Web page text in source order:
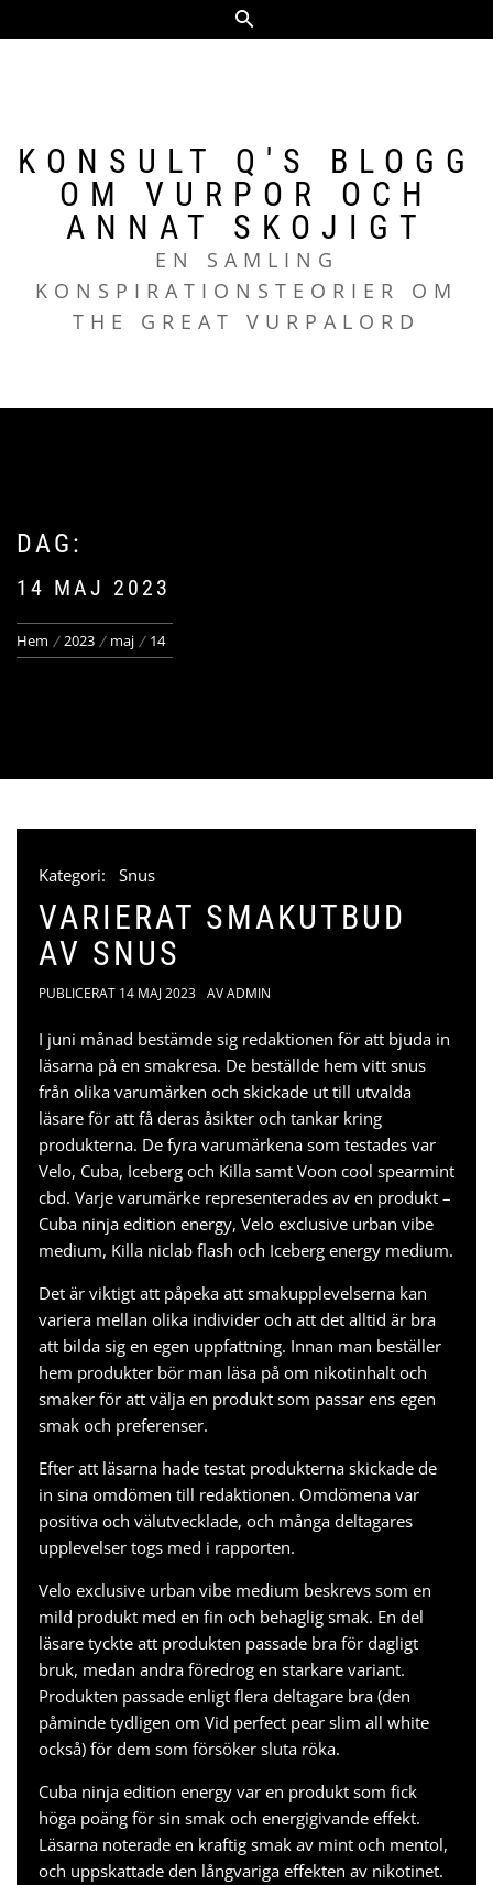
till
KONSULT Q'S BLOGG
OM VURPOR OCH
ANNAT SKOJIGT
EN SAMLING
KONSPIRATIONSTEORIER OM
THE GREAT VURPALORD
DAG:
14 MAJ 2023
Hem 2023 maj 14
Kategori: Snus
VARIERAT SMAKUTBUD
AV SNUS
PUBLICERAT 14 MAJ 2023 AVADMIN
I juni månad bestämde sig redaktionen för att bjuda in
läsarna på en smakresa. De beställde hem vitt snus
från olika varumärken och skickade ut till utvalda
läsare för att få deras åsikter och tankar kring
produkterna. De fyra varumärkena som testades var
Velo, Cuba, Iceberg och Killa samt Voon cool spearmint
cbd. Varje varumärke representerades av en produkt –
Cuba ninja edition energy, Velo exclusive urban vibe
medium, Killa niclab flash och Iceberg energy medium.
Det är viktigt att påpeka att smakupplevelserna kan
variera mellan olika individer och att det alltid är bra
att bilda sig en egen uppfattning. Innan man beställer
hem produkter bör man läsa på om nikotinhalt och
smaker för att välja en produkt som passar ens egen
smak och preferenser.
Efter att läsarna hade testat produkterna skickade de
in sina omdömen till redaktionen. Omdömena var
positiva och välutvecklade, och många deltagares
upplevelser togs med i rapporten.
Velo exclusive urban vibe medium beskrevs som en
mild produkt med en fin och behaglig smak. En del
läsare tyckte att produkten passade bra för dagligt
bruk, medan andra föredrog en starkare variant.
Produkten passade enligt flera deltagare bra (den
påminde tydligen om Vid perfect pear slim all white
också) för dem som försöker sluta röka.
Cuba ninja edition energy var en produkt som fick
höga poäng för sin smak och energigivande effekt.
Läsarna noterade en kraftig smak av mint och mentol,
och uppskattade den långvariga effekten av nikotinet.